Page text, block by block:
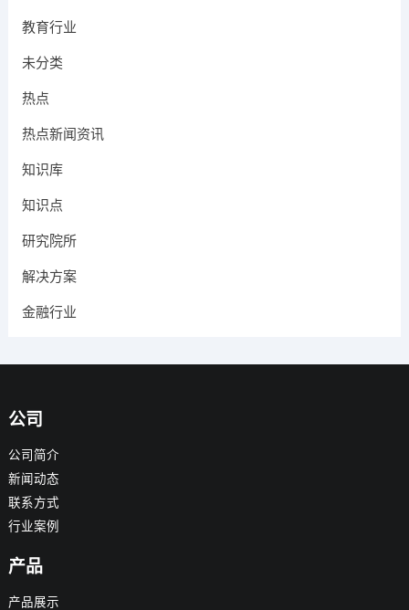
教育行业
未分类
热点
热点新闻资讯
知识库
知识点
研究院所
解决方案
金融行业
公司
公司简介
新闻动态
联系方式
行业案例
产品
产品展示